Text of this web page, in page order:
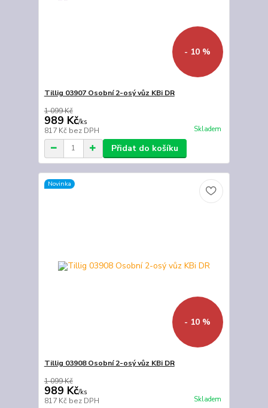
- 10 %
Tillig 03907 Osobní 2-osý vůz KBi DR
1 099 Kč
989 Kč/ks
817 Kč bez DPH Skladem
Přidat do košíku
Novinka
- 10 %
Tillig 03908 Osobní 2-osý vůz KBi DR
1 099 Kč
989 Kč/ks
817 Kč bez DPH Skladem